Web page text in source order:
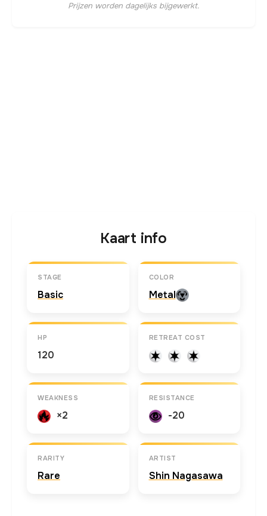
Prijzen worden dagelijks bijgewerkt.
Kaart info
STAGE
Basic
COLOR
Metal
HP
120
RETREAT COST
WEAKNESS
×2
RESISTANCE
-20
RARITY
Rare
ARTIST
Shin Nagasawa